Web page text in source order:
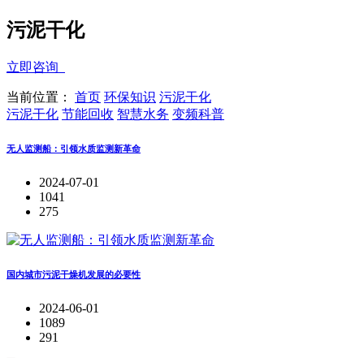
污泥干化
立即咨询
当前位置： 首页 环保知识 污泥干化
污泥干化 节能回收 智慧水务 变频科普
无人监测船：引领水质监测新革命
2024-07-01
1041
275
国内城市污泥干燥机发展的必要性
2024-06-01
1089
291